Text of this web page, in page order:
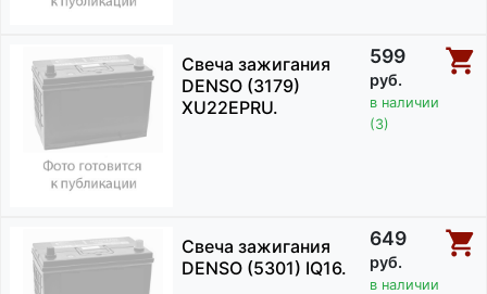
Свеча зажигания
DENSO (3179)
XU22EPRU.
599
руб.
в наличии
(3)
Свеча зажигания
DENSO (5301) IQ16.
649
руб.
в наличии